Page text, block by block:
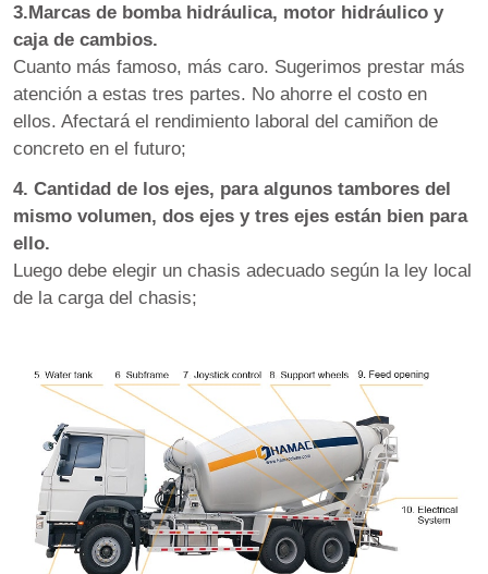
3.Marcas de bomba hidráulica, motor hidráulico y
caja de cambios.
Cuanto más famoso, más caro. Sugerimos prestar más
atención a estas tres partes. No ahorre el costo en
ellos. Afectará el rendimiento laboral del camiñon de
concreto en el futuro;
4. Cantidad de los ejes, para algunos tambores del
mismo volumen, dos ejes y tres ejes están bien para
ello.
Luego debe elegir un chasis adecuado según la ley local
de la carga del chasis;